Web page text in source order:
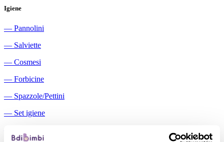
Igiene
― Pannolini
― Salviette
― Cosmesi
― Forbicine
― Spazzole/Pettini
― Set igiene